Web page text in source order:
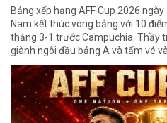
Bảng xếp hạng AFF Cup 2026
Nam kết thúc vòng bảng với 10
thắng 3-1 trước Campuchia. Thầy
giành ngôi đầu bảng A và tấm vé